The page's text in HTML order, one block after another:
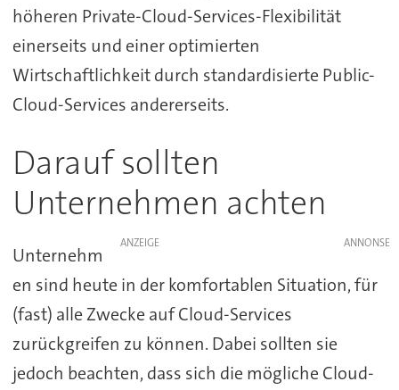
höheren Private-Cloud-Services-Flexibilität
einerseits und einer optimierten
Wirtschaftlichkeit durch standardisierte Public-
Cloud-Services andererseits.
Darauf sollten
Unternehmen achten
ANZEIGE
Unternehm
en sind heute in der komfortablen Situation, für
(fast) alle Zwecke auf Cloud-Services
zurückgreifen zu können. Dabei sollten sie
jedoch beachten, dass sich die mögliche Cloud-